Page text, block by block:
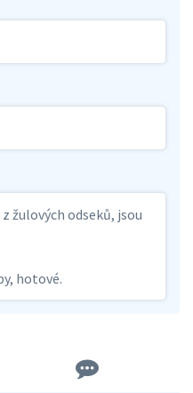
žulových odseků, jsou
hotové.